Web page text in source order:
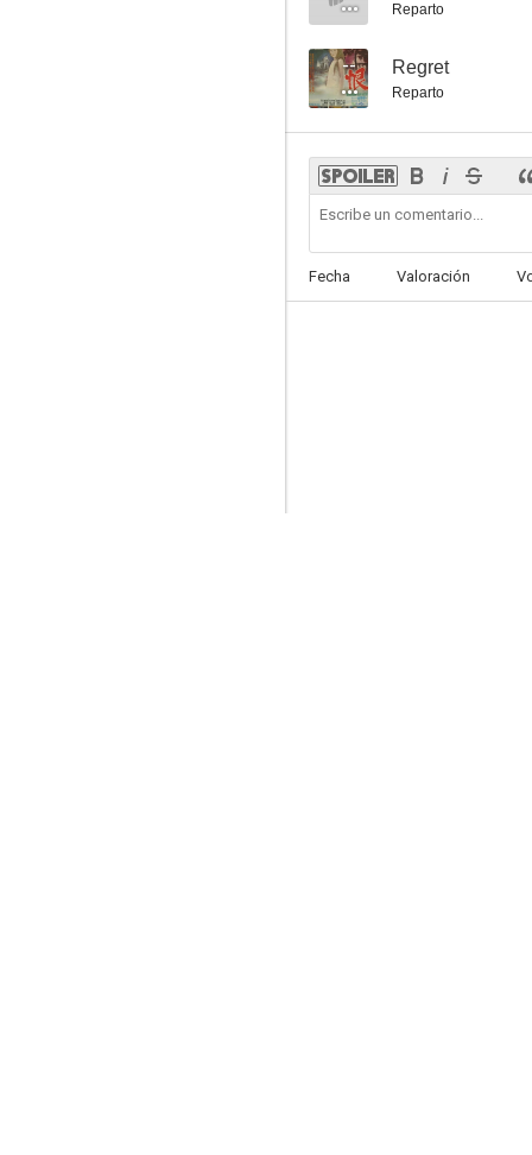
Reparto
-- Regret
Reparto
Fecha Valoración